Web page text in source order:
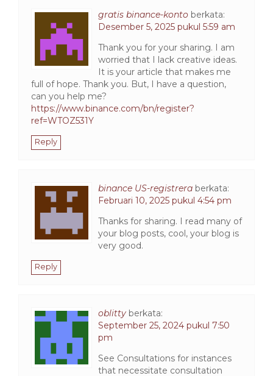
gratis binance-konto berkata:
Desember 5, 2025 pukul 5:59 am
Thank you for your sharing. I am
worried that I lack creative ideas.
It is your article that makes me
full of hope. Thank you. But, I have a question,
can you help me?
https://www.binance.com/bn/register?
ref=WTOZ531Y
Reply
binance US-registrera berkata:
Februari 10, 2025 pukul 4:54 pm
Thanks for sharing. I read many of
your blog posts, cool, your blog is
very good.
Reply
oblitty berkata:
September 25, 2024 pukul 7:50
pm
See Consultations for instances
that necessitate consultation